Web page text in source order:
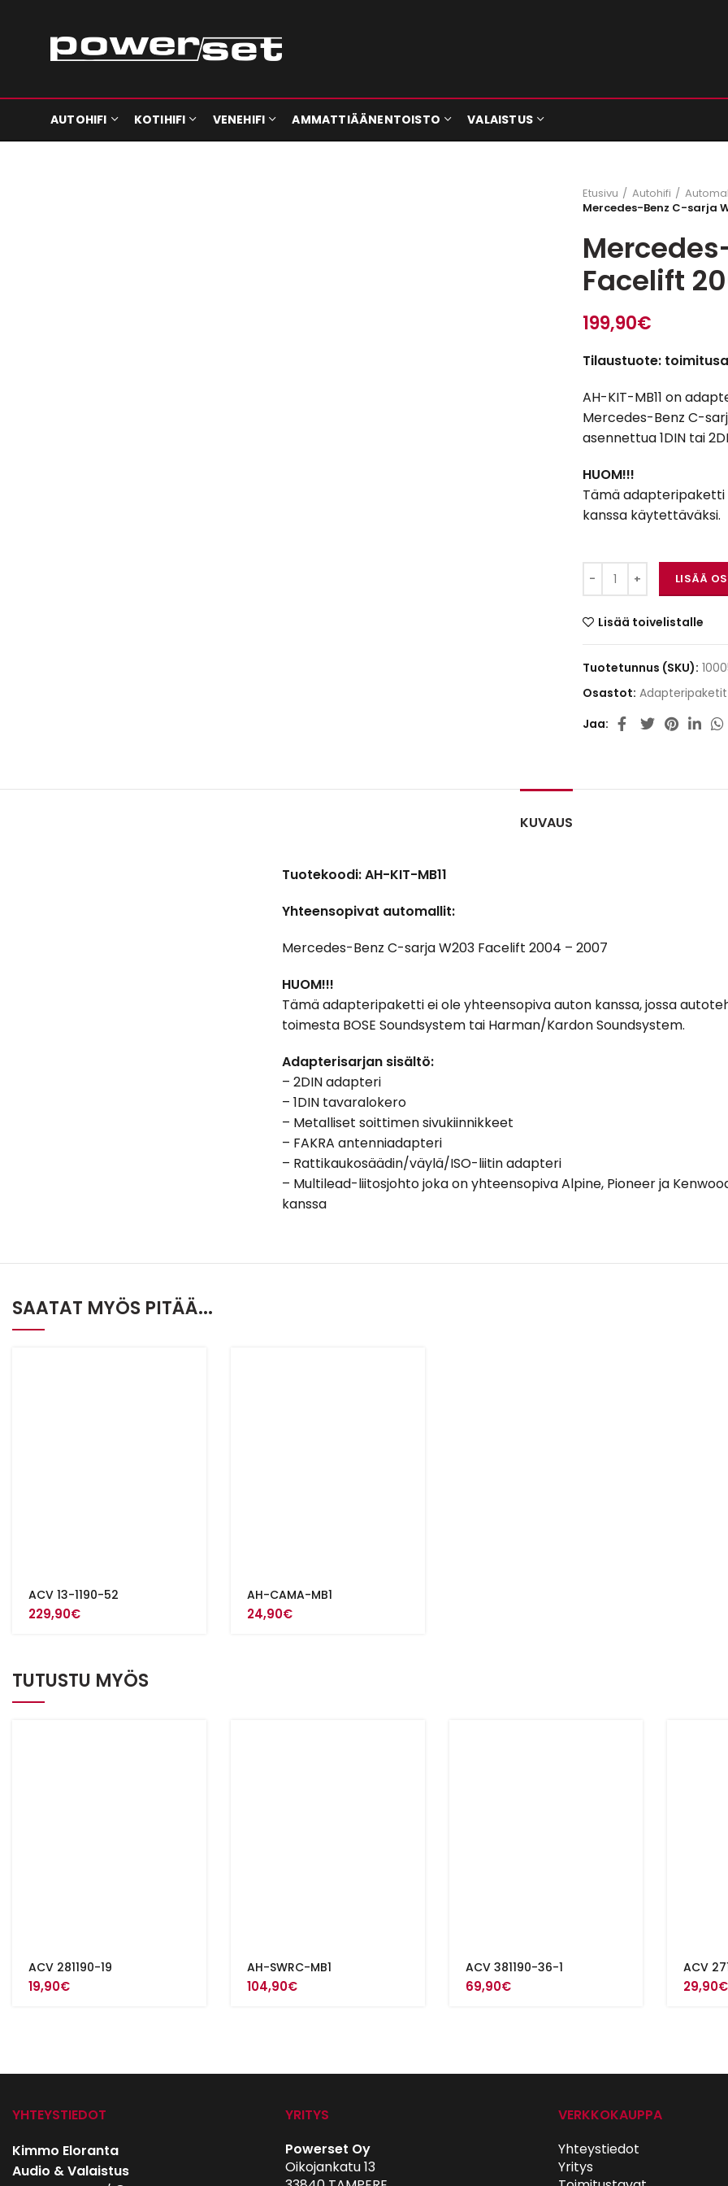
AUTOHIFI KOTIHIFI VENEHIFI AMMATTIÄÄNENTOISTO VALAISTUS
Etusivu Autohifi
Mercedes-Benz C-sarja
Facelift
199,90€
Tilaustuote:
AH-KIT-MB11 on
Mercedes-Benz C-
asennettua 1DIN tai
HUOM!!!
Tämä adapteripaketti
kanssa käytettäväksi.
Mercedes-Benz C-
LISÄÄ
Lisää toivelistalle
Tuotetunnus (SKU):
Osastot: Adapteripaketit
Jaa
KUVAUS
Tuotekoodi: AH-KIT-MB11
Yhteensopivat automallit:
Mercedes-Benz C-sarja W203 Facelift 2004 – 2007
HUOM!!!
Tämä adapteripaketti ei ole yhteensopiva auton kanssa, jossa
toimesta BOSE Soundsystem tai Harman/Kardon Soundsystem.
Adapterisarjan sisältö:
– 2DIN adapteri
– 1DIN tavaralokero
– Metalliset soittimen sivukiinnikkeet
– FAKRA antenniadapteri
– Rattikaukosäädin/väylä/ISO-liitin adapteri
– Multilead-liitosjohto joka on yhteensopiva Alpine, Pioneer ja
kanssa
SAATAT MYÖS PITÄÄ...
ACV 13-1190-52
229,90€
AH-CAMA-MB1
24,90€
TUTUSTU MYÖS
ACV 281190-19
19,90€
AH-SWRC-MB1
104,90€
ACV 381190-36-1
69,90€
ACV
29,90€
YHTEYSTIEDOT
Kimmo Eloranta
Audio & Valaistus
YRITYS
Powerset Oy
Oikojankatu 13
VERKKOKAUPPA
Yhteystiedot
Yritys